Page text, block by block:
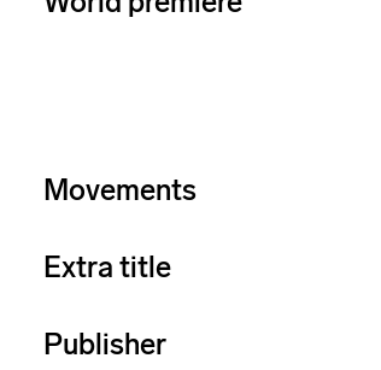
Movements
Extra title
Publisher